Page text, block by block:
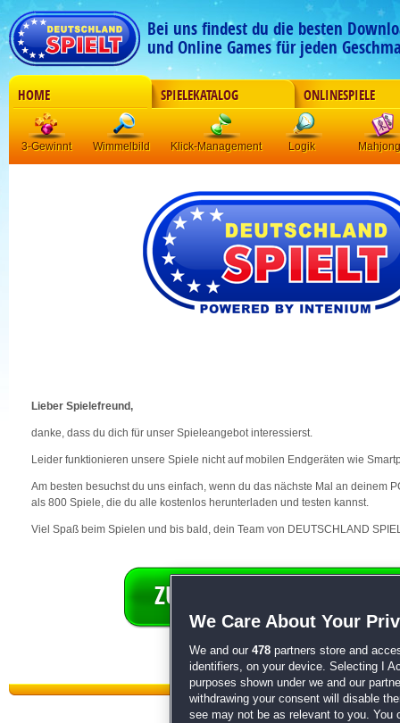
Bei uns findest du die besten
und Online Games für jeden
HOME SPIELEKATALOG ONLINESPIELE
3-Gewinnt Wimmelbild Klick-Management Logik Mahjong
Lieber Spielefreund,
danke, dass du dich für unser Spieleangebot interessierst.
Leider funktionieren unsere Spiele nicht auf mobilen Endgeräten wie
Am besten besuchst du uns einfach, wenn du das nächste Mal an deinem
als 800 Spiele, die du alle kostenlos herunterladen und testen kannst.
Viel Spaß beim Spielen und bis bald, dein Team von DEUTSCHLAND
We Care About Your
We and our 478 partners store and
identifiers, on your device. Selecting I
purposes shown under we and our
withdrawing your consent will disable
see may not be as relevant to you. You